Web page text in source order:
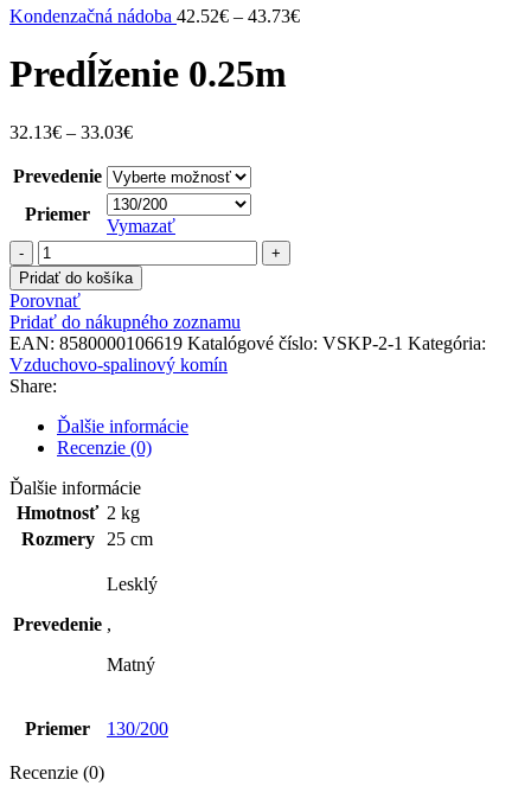
Kondenzačná nádoba 42.52€ – 43.73€
Predĺženie 0.25m
32.13€ – 33.03€
Prevedenie
Priemer
Vymazať
množstvo
Predĺženie
0.25m
Pridať do košíka
Porovnať
Pridať do nákupného zoznamu
EAN: 8580000106619 Katalógové číslo: VSKP-2-1 Kategória:
Vzduchovo-spalinový komín
Share:
Ďalšie informácie
Recenzie (0)
Ďalšie informácie
Hmotnosť 2 kg
Rozmery
25 cm
Prevedenie
Lesklý
,
Matný
Priemer 130/200
Recenzie (0)